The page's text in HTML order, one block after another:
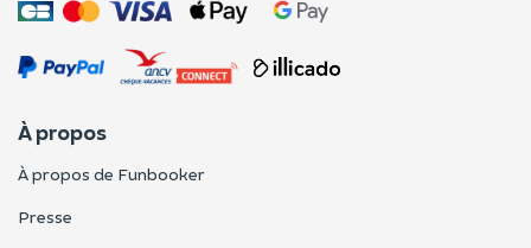
À propos
À propos de Funbooker
Presse